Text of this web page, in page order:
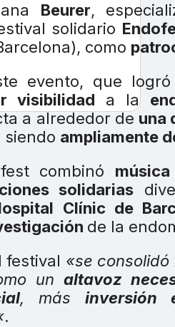
Beurer,
solidario
como
evento, que
visibilidad a la
a alrededor de una
siendo ampliamente
combinó
solidarias
Clínic de
de la
festival «se consolidó
un altavoz
, más inversión
.